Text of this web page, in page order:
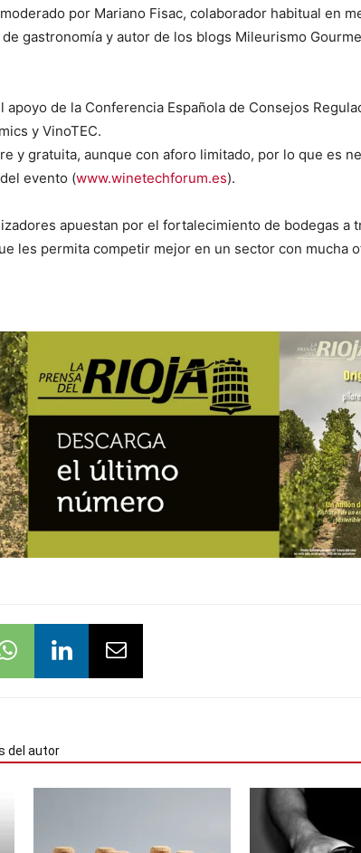
por Mariano Fisac, colaborador habitual en
gastronomía y autor de los blogs Mileurismo
de la Conferencia Española de Consejos
y VinoTEC.
y gratuita, aunque con aforo limitado, por lo que es
evento (www.winetechforum.es).
apuestan por el fortalecimiento de bodegas a
les permita competir mejor en un sector con mucha
del autor